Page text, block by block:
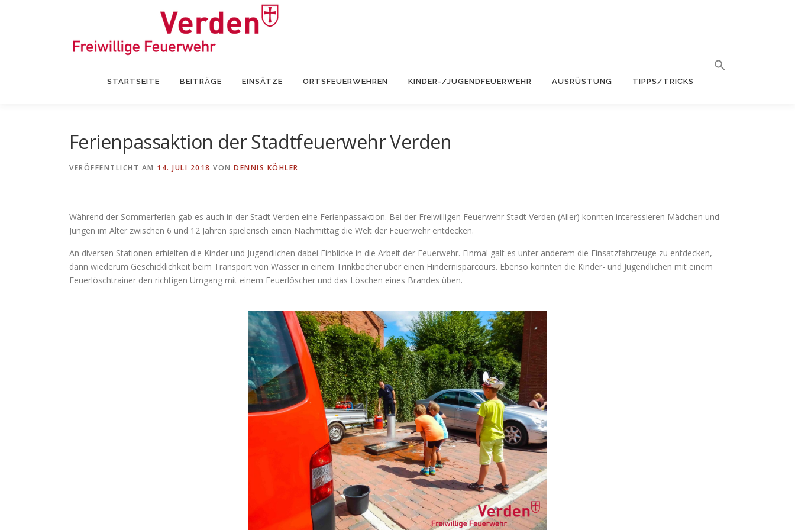
STARTSEITE BEITRÄGE EINSÄTZE ORTSFEUERWEHREN KINDER-/JUGENDFEUERWEHR AUSRÜSTUNG TIPPS/TRICKS
Ferienpassaktion der Stadtfeuerwehr Verden
VERÖFFENTLICHT AM 14. JULI 2018 VON DENNIS KÖHLER
Während der Sommerferien gab es auch in der Stadt Verden eine Ferienpassaktion. Bei der Freiwilligen Feuerwehr Stadt Verden (Aller) konnten interessieren Mädchen und
Jungen im Alter zwischen 6 und 12 Jahren spielerisch einen Nachmittag die Welt der Feuerwehr entdecken.
An diversen Stationen erhielten die Kinder und Jugendlichen dabei Einblicke in die Arbeit der Feuerwehr. Einmal galt es unter anderem die Einsatzfahrzeuge zu entdecken,
dann wiederum Geschicklichkeit beim Transport von Wasser in einem Trinkbecher über einen Hindernisparcours. Ebenso konnten die Kinder- und Jugendlichen mit einem
Feuerlöschtrainer den richtigen Umgang mit einem Feuerlöscher und das Löschen eines Brandes üben.